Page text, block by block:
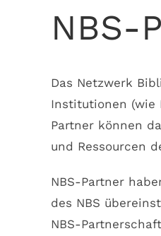
NBS-
Das Netzwerk
Institutionen (wie
Partner können
und Ressourcen
NBS-Partner
des NBS
NBS-